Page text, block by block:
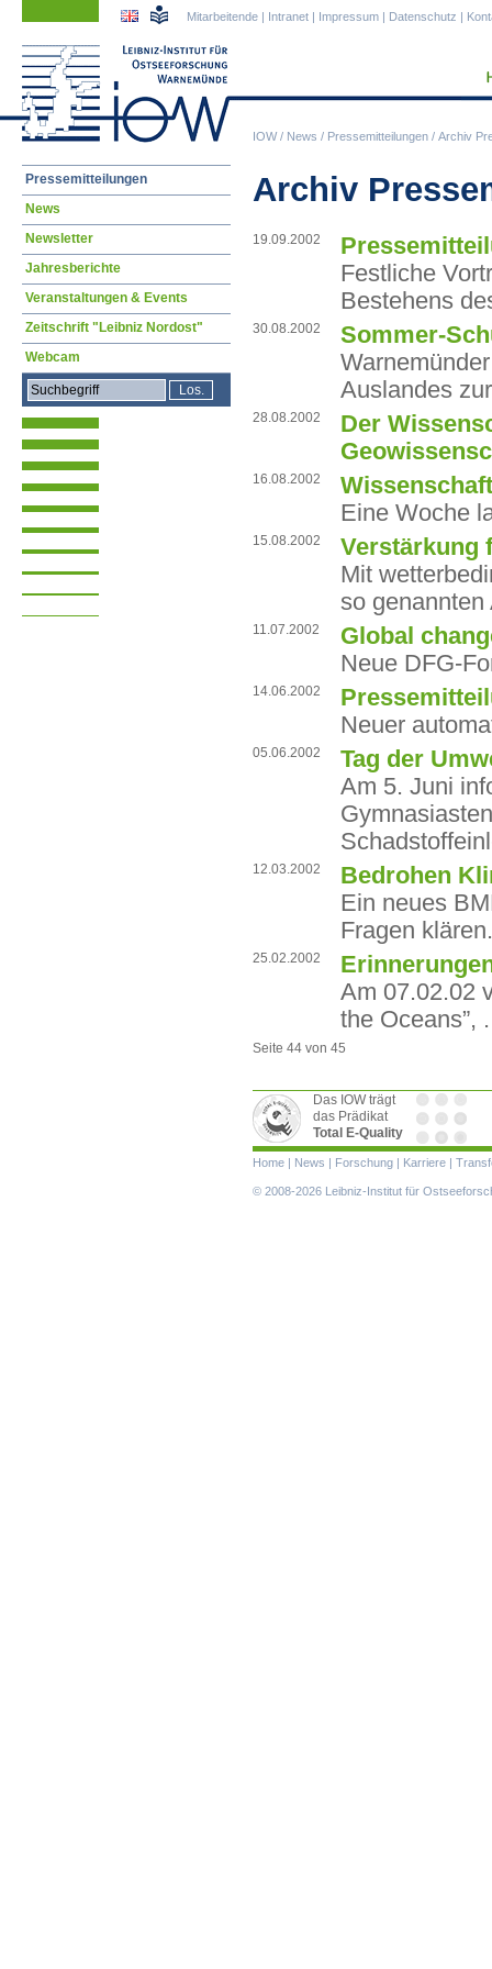
IOW/ News / Pressemitteilungen / Archiv
Mitarbeitende | Intranet | Impressum | Datenschutz |
Archiv
19.09.2002
Festliche
Bestehens
30.08.2002
Sommer-
Auslandes
28.08.2002
Der
16.08.2002
Eine Woche
15.08.2002
Verstärkung
Mit
so
11.07.2002
Global
Neue DFG-
14.06.2002
Neuer
05.06.2002
Tag der
Am 5. Juni
12.03.2002
Bedrohen
Ein neues
Fragen klären.
25.02.2002
Am 07.02.02
the Oceans”,
Seite 44 von 45
Navigation
Pressemitteilungen
News
Newsletter
Jahresberichte
Veranstaltungen & Events
Zeitschrift "Leibniz Nordost"
Webcam
Das IOW trägt
das Prädikat
Total E-Quality
Navigation
überspringen
Home | News | Forschung | Karriere |
© 2008-2026 Leibniz-Institut für